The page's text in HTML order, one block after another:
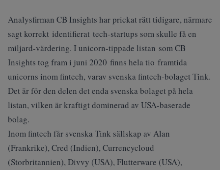
Analysfirman CB Insights har prickat rätt tidigare, närmare
sagt korrekt identifierat tech-startups som skulle få en
miljard-värdering. I unicorn-tippade listan som CB
Insights tog fram i juni 2020 finns hela tio framtida
unicorns inom fintech, varav svenska fintech-bolaget Tink.
Det är för den delen det enda svenska bolaget på hela
listan, vilken är kraftigt dominerad av USA-baserade
bolag.
Inom fintech får svenska Tink sällskap av Alan
(Frankrike), Cred (Indien), Currencycloud
(Storbritannien), Divvy (USA), Flutterware (USA),